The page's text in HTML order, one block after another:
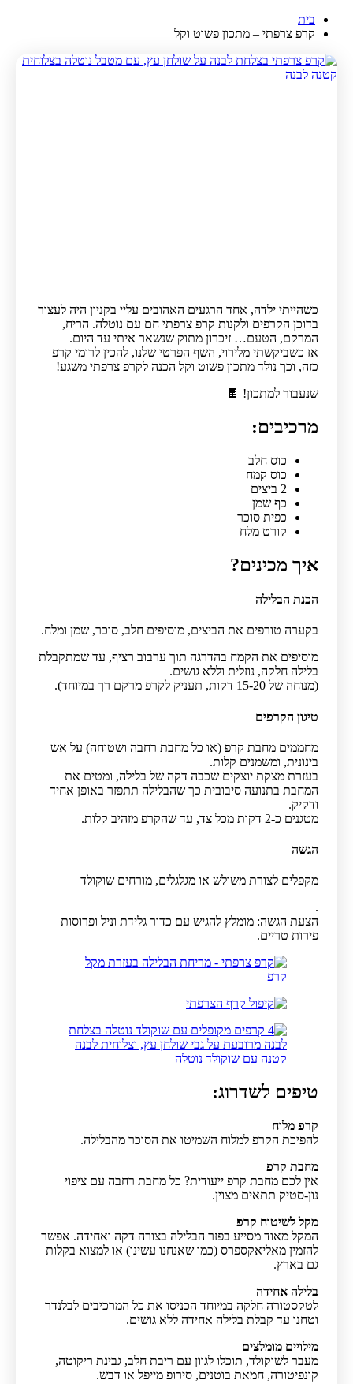
בית
קרפ צרפתי – מתכון פשוט וקל
כשהייתי ילדה, אחד הרגעים האהובים עליי בקניון היה לעצור
בדוכן הקרפים ולקנות קרפ צרפתי חם עם נוטלה. הריח,
המרקם, הטעם… זיכרון מתוק שנשאר איתי עד היום.
אז כשביקשתי מלירוי, השף הפרטי שלנו, להכין לרומי קרפ
כזה, וכך נולד מתכון פשוט וקל הכנה לקרפ צרפתי משגע!
שנעבור למתכון! 🍫
מרכיבים:
כוס חלב
כוס קמח
2 ביצים
כף שמן
כפית סוכר
קורט מלח
איך מכינים?
הכנת הבלילה
בקערה טורפים את הביצים, מוסיפים חלב, סוכר, שמן ומלח.
מוסיפים את הקמח בהדרגה תוך ערבוב רציף, עד שמתקבלת
בלילה חלקה, נוזלית וללא גושים.
(מנוחה של 15-20 דקות, תעניק לקרפ מרקם רך במיוחד).
טיגון הקרפים
מחממים מחבת קרפ (או כל מחבת רחבה ושטוחה) על אש
בינונית, ומשמנים קלות.
בעזרת מצקת יוצקים שכבה דקה של בלילה, ומטים את
המחבת בתנועה סיבובית כך שהבלילה תתפזר באופן אחיד
ודקיק.
מטגנים כ-2 דקות מכל צד, עד שהקרפ מזהיב קלות.
הגשה
מקפלים לצורת משולש או מגלגלים, מורחים שוקולד
.
הצעת הגשה: מומלץ להגיש עם כדור גלידת וניל ופרוסות
פירות טריים.
טיפים לשדרוג:
קרפ מלוח
להפיכת הקרפ למלוח השמיטו את הסוכר מהבלילה.
מחבת קרפ
אין לכם מחבת קרפ ייעודית? כל מחבת רחבה עם ציפוי
נון-סטיק תתאים מצוין.
מקל לשיטוח קרפ
המקל מאוד מסייע בפזר הבלילה בצורה דקה ואחידה. אפשר
להזמין מאליאקספרס (כמו שאנחנו עשינו) או למצוא בקלות
גם בארץ.
בלילה אחידה
לטקסטורה חלקה במיוחד הכניסו את כל המרכיבים לבלנדר
וטחנו עד קבלת בלילה אחידה ללא גושים.
מילויים מומלצים
מעבר לשוקולד, תוכלו לגוון עם ריבת חלב, גבינת ריקוטה,
קונפיטורה, חמאת בוטנים, סירופ מייפל או דבש.